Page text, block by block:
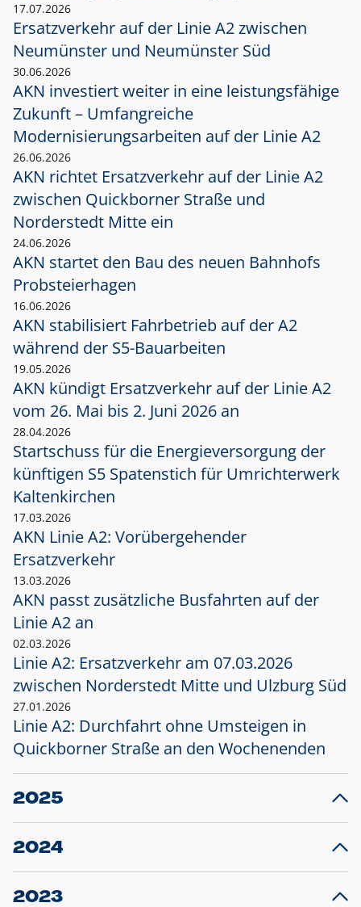
17.07.2026
Ersatzverkehr auf der Linie A2 zwischen
Neumünster und Neumünster Süd
30.06.2026
AKN investiert weiter in eine leistungsfähige
Zukunft – Umfangreiche
Modernisierungsarbeiten auf der Linie A2
26.06.2026
AKN richtet Ersatzverkehr auf der Linie A2
zwischen Quickborner Straße und
Norderstedt Mitte ein
24.06.2026
AKN startet den Bau des neuen Bahnhofs
Probsteierhagen
16.06.2026
AKN stabilisiert Fahrbetrieb auf der A2
während der S5-Bauarbeiten
19.05.2026
AKN kündigt Ersatzverkehr auf der Linie A2
vom 26. Mai bis 2. Juni 2026 an
28.04.2026
Startschuss für die Energieversorgung der
künftigen S5 Spatenstich für Umrichterwerk
Kaltenkirchen
17.03.2026
AKN Linie A2: Vorübergehender
Ersatzverkehr
13.03.2026
AKN passt zusätzliche Busfahrten auf der
Linie A2 an
02.03.2026
Linie A2: Ersatzverkehr am 07.03.2026
zwischen Norderstedt Mitte und Ulzburg Süd
27.01.2026
Linie A2: Durchfahrt ohne Umsteigen in
Quickborner Straße an den Wochenenden
2025
23.12.2025
Projekt S5: Start der Bauarbeiten am
2024
10.12.2024
Großprojekt S5: Sperrung der Bahnstraße in
2023